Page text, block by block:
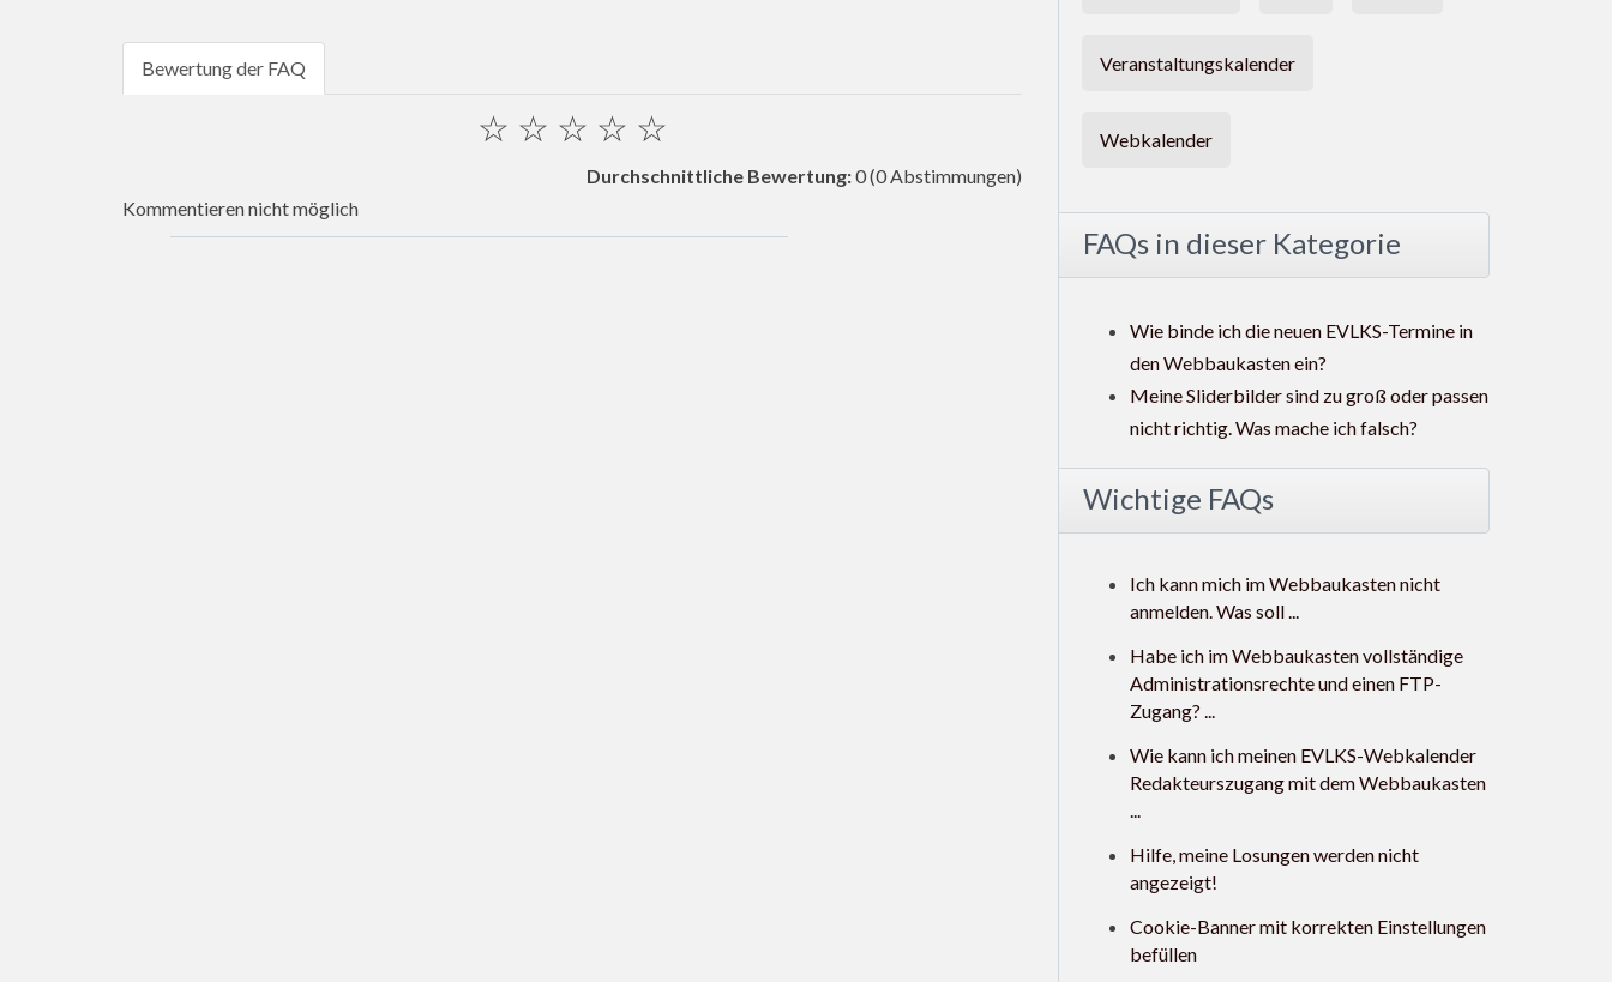
Bewertung der FAQ
☆
☆
☆
☆
☆
Durchschnittliche Bewertung:0(0 Abstimmungen)
Kommentieren nicht möglich
Veranstaltungskalender
Webkalender
FAQs in dieser Kategorie
Wie binde ich die neuen EVLKS-Termine in
den Webbaukasten ein?
Meine Sliderbilder sind zu groß oder passen
nicht richtig. Was mache ich falsch?
Wichtige FAQs
Ich kann mich im Webbaukasten nicht
anmelden. Was soll ...
Habe ich im Webbaukasten vollständige
Administrationsrechte und einen FTP-
Zugang? ...
Wie kann ich meinen EVLKS-Webkalender
Redakteurszugang mit dem Webbaukasten
...
Hilfe, meine Losungen werden nicht
angezeigt!
Cookie-Banner mit korrekten Einstellungen
befüllen